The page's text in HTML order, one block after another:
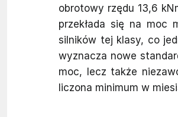
obrotowy rzędu 13,6
przekłada się na moc
silników tej klasy, co
wyznacza nowe
moc, lecz także
liczona minimum w